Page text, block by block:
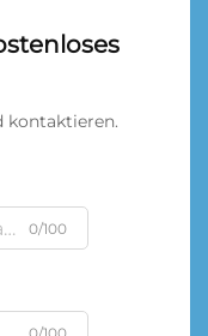
kontaktieren.
0/100